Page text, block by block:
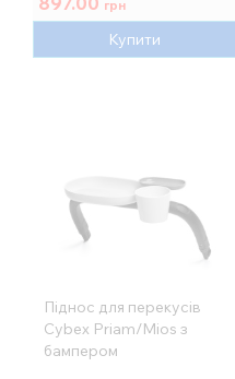
грн
Купити
Піднос для перекусів
Cybex Priam/Mios з
бампером